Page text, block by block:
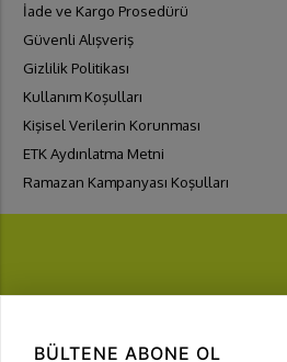
İade ve Kargo Prosedürü
Güvenli Alışveriş
Gizlilik Politikası
Kullanım Koşulları
Kişisel Verilerin Korunması
ETK Aydınlatma Metni
Ramazan Kampanyası Koşulları
FIRSATLARI YAKALA
BÜLTENE ABONE OL